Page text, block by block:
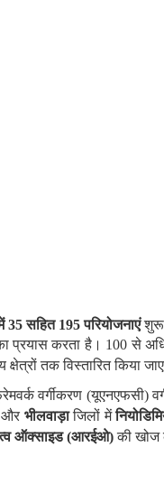
35 सहित 195 परियोजनाएंशुरू
करता है। 100 से
तक विस्तारित किया
वर्गीकरण (यूएनएफसी)
भीलवाड़ाजिलों में
ऑक्साइड (आरईओ)की खोज